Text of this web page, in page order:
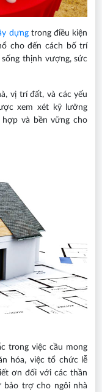
dựngtrong điều kiện
cho đến cách bố trí
thịnh vượng, sức
vị trí đất, và các yếu
xem xét kỹ lưỡng
và bền vững cho
trong việc cầu mong
hóa, việc tổ chức lễ
ơn đối với các thần
bảo trợ cho ngôi nhà